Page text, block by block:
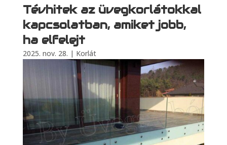
Tévhitek az üvegkorlátokkal
kapcsolatban, amiket jobb,
ha elfelejt
2025. nov. 28. | Korlát